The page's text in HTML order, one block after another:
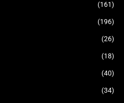
(161)
(196)
(26)
(18)
(40)
(34)